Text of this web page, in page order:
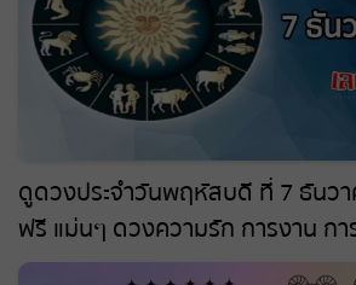
ดูดวงประจำวันพฤหัสบดี ที่ 7 ธันว
ฟรี แม่นๆ ดวงความรัก การงาน กา
leksanook.com